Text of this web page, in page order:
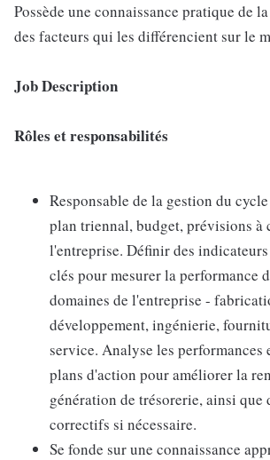
Possède une connaissance pratique de
des facteurs qui les différencient sur le
Job Description
Rôles et responsabilités
Responsable de la gestion du
plan triennal, budget, prévisions à
l'entreprise. Définir des
clés pour mesurer la performance
domaines de l'entreprise -
développement, ingénierie,
service. Analyse les performances
plans d'action pour améliorer la
génération de trésorerie, ainsi que
correctifs si nécessaire.
Se fonde sur une connaissance